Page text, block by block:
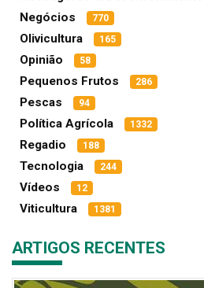
Negócios 770
Olivicultura 165
Opinião 58
Pequenos Frutos 286
Pescas 94
Política Agrícola 1332
Regadio 188
Tecnologia 244
Vídeos 12
Viticultura 1381
ARTIGOS RECENTES